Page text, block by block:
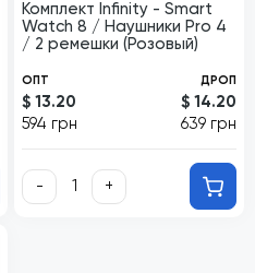
Комплект Infinity - Smart
Watch 8 / Наушники Pro 4
/ 2 ремешки (Розовый)
ОПТ
$ 13.20
594 грн
ДРОП
$ 14.20
639 грн
- +